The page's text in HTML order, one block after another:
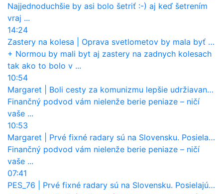
Najjednoduchšie by asi bolo šetriť :-) aj keď šetrením
vraj ...
14:24
Zastery na kolesa
Oprava svetlometov by mala byť normou. Jeden nový dnes stojí priemerne 1251 eur!
+ Normou by mali byt aj zastery na zadnych kolesach
tak ako to bolo v ...
10:54
Margaret
Boli cesty za komunizmu lepšie udržiavané ako dnes?
Finančný podvod vám nielenže berie peniaze – ničí
vaše ...
10:53
Margaret
Prvé fixné radary sú na Slovensku. Posielajú už pokuty? Ukáže ich Waze?
Finančný podvod vám nielenže berie peniaze – ničí
vaše ...
07:41
PES_76
Prvé fixné radary sú na Slovensku. Posielajú už pokuty? Ukáže ich Waze?